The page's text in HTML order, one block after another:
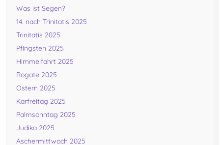
Was ist Segen?
14. nach Trinitatis 2025
Trinitatis 2025
Pfingsten 2025
Himmelfahrt 2025
Rogate 2025
Ostern 2025
Karfreitag 2025
Palmsonntag 2025
Judika 2025
Aschermittwoch 2025